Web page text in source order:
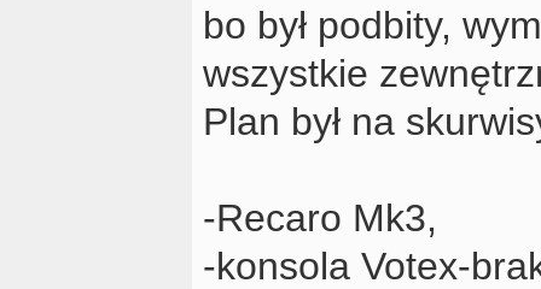
bo był podbity,
wszystkie
Plan był na
-Recaro Mk3,
-konsola Votex-